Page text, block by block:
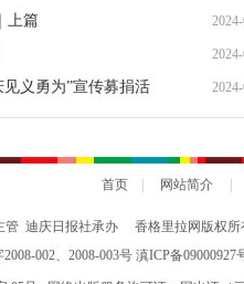
上篇
见义勇为”宣传募捐活